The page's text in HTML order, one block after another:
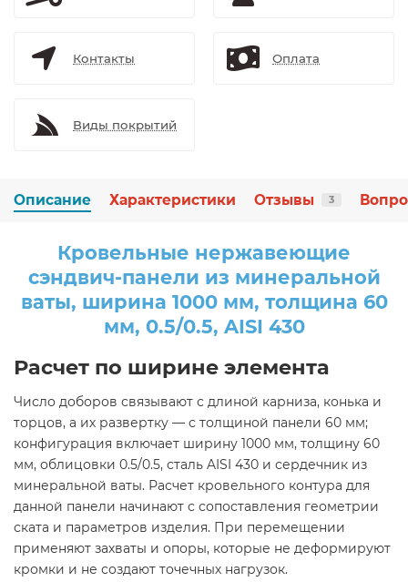
Контакты Оплата
Виды покрытий
Описание Характеристики Отзывы 3
Кровельные нержавеющие
сэндвич-панели из минеральной
ваты, ширина 1000 мм, толщина 60
мм, 0.5/0.5, AISI 430
Расчет по ширине элемента
Число доборов связывают с длиной карниза, конька и
торцов, а их развертку — с толщиной панели 60 мм;
конфигурация включает ширину 1000 мм, толщину 60
мм, облицовки 0.5/0.5, сталь AISI 430 и сердечник из
минеральной ваты. Расчет кровельного контура для
данной панели начинают с сопоставления геометрии
ската и параметров изделия. При перемещении
применяют захваты и опоры, которые не деформируют
кромки и не создают точечных нагрузок.